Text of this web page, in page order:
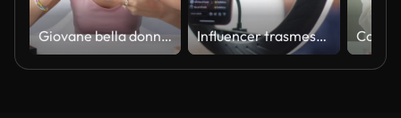
Giovane bella donna asiatica e bellezza professionale make up artist vlogger o blogger che registra tutorial di trucco da condividere sul sito web o sui social media. Influencer online aziendale sul concetto di social media. Influencer trasmesso in diretta su smartphone a casa.